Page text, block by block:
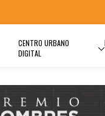
CENTRO URBANO
DIGITAL